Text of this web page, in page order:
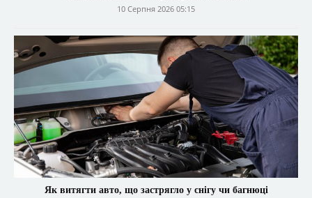
10 Серпня 2026 05:15
Як витягти авто, що застрягло у снігу чи багнюці